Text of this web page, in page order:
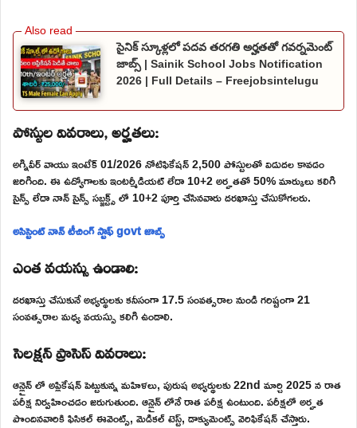
సైనిక్ స్కూళ్లలో పదవ తరగతి అర్హతతో గవర్నమెంట్
జాబ్స్ | Sainik School Jobs Notification
2026 | Full Details – Freejobsintelugu
పోస్టుల వివరాలు, అర్హతలు:
అగ్నివీర్ వాయు ఇంటేక్ 01/2026 నోటిఫికేషన్ 2,500 పోస్టులతో విడుదల కావడం
జరిగింది. ఈ ఉద్యోగాలకు ఇంటర్మీడియట్ లేదా 10+2 అర్హతతో 50% మార్కులు కలిగి
సైన్స్ లేదా నాన్ సైన్స్ సబ్జక్ట్స్ లో 10+2 పూర్తి చేసినవారు దరఖాస్తు చేసుకోగలరు.
అసిస్టెంట్ నాన్ టీచింగ్ స్టాఫ్ govt జాబ్స్
ఎంత వయస్సు ఉండాలి:
దరఖాస్తు చేసుకునే అభ్యర్థులకు కనీసంగా 17.5 సంవత్సరాల నుండి గరిష్టంగా 21
సంవత్సరాల మధ్య వయస్సు కలిగి ఉండాలి.
సెలక్షన్ ప్రాసెస్ వివరాలు:
ఆన్లైన్ లో అప్లికేషన్ పెట్టుకున్న మహిళలు, పురుష అభ్యర్థులకు 22nd మార్చి 2025 న రాత
పరీక్ష నిర్వహించడం జరుగుతుంది. ఆన్లైన్ లోనే రాత పరీక్ష ఉంటుంది. పరీక్షలో అర్హత
పొందినవారికి ఫిసికల్ ఈవెంట్స్, మెడికల్ టెస్ట్, డాక్యుమెంట్స్ వెరిఫికేషన్ చేస్తారు.